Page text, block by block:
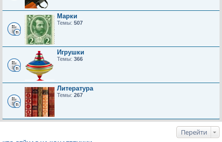
Марки
Темы: 507
Игрушки
Темы: 366
Литература
Темы: 267
Перейти